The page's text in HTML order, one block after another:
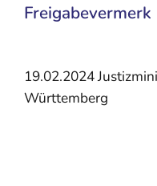
Freigabevermerk
19.02.2024
Württemberg